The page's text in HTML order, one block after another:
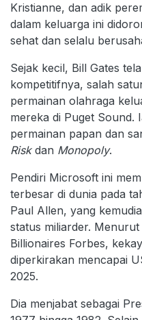
Kristianne, dan adik
dalam keluarga ini
sehat dan selalu
Sejak kecil, Bill Gates
kompetitifnya, salah
permainan olahraga
mereka di Puget Sound.
permainan papan dan
Riskdan Monopoly.
Pendiri Microsoft ini
terbesar di dunia pada
Paul Allen, yang
status miliarder.
Billionaires Forbes,
diperkirakan mencapai
2025.
Dia menjabat sebagai